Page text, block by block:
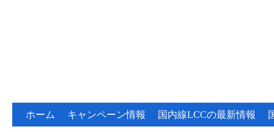
ホーム キャンペーン情報 国内線LCCの最新情報